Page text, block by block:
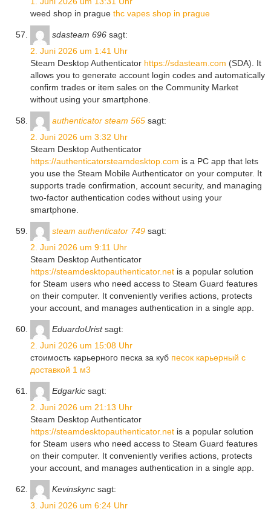
weed shop in prague thc vapes shop in prague
sdasteam 696 sagt:
2. Juni 2026 um 1:41 Uhr
Steam Desktop Authenticator https://sdasteam.com (SDA). It
allows you to generate account login codes and automatically
confirm trades or item sales on the Community Market
without using your smartphone.
authenticator steam 565 sagt:
2. Juni 2026 um 3:32 Uhr
Steam Desktop Authenticator
https://authenticatorsteamdesktop.com is a PC app that lets
you use the Steam Mobile Authenticator on your computer. It
supports trade confirmation, account security, and managing
two-factor authentication codes without using your
smartphone.
steam authenticator 749 sagt:
2. Juni 2026 um 9:11 Uhr
Steam Desktop Authenticator
https://steamdesktopauthenticator.net is a popular solution
for Steam users who need access to Steam Guard features
on their computer. It conveniently verifies actions, protects
your account, and manages authentication in a single app.
EduardoUrist sagt:
2. Juni 2026 um 15:08 Uhr
стоимость карьерного песка за куб песок карьерный с
доставкой 1 м3
Edgarkic sagt:
2. Juni 2026 um 21:13 Uhr
Steam Desktop Authenticator
https://steamdesktopauthenticator.net is a popular solution
for Steam users who need access to Steam Guard features
on their computer. It conveniently verifies actions, protects
your account, and manages authentication in a single app.
Kevinskync sagt:
3. Juni 2026 um 6:24 Uhr